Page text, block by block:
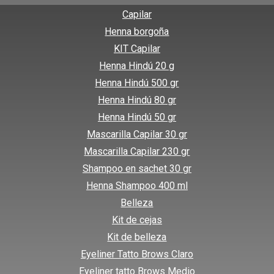
Capilar
Henna borgoña
KIT Capilar
Henna Hindú 20 g
Henna Hindú 500 gr
Henna Hindú 80 gr
Henna Hindú 50 gr
Mascarilla Capilar 30 gr
Mascarilla Capilar 230 gr
Shampoo en sachet 30 gr
Henna Shampoo 400 ml
Belleza
Kit de cejas
Kit de belleza
Eyeliner Tatto Brows Claro
Eyeliner tatto Brows Medio